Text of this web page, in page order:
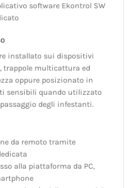
software Ekontrol SW
installato sui dispositivi
, trappole multicattura ed
oppure posizionato in
sensibili quando utilizzato
degli infestanti.
da remoto tramite
alla piattaforma da PC,